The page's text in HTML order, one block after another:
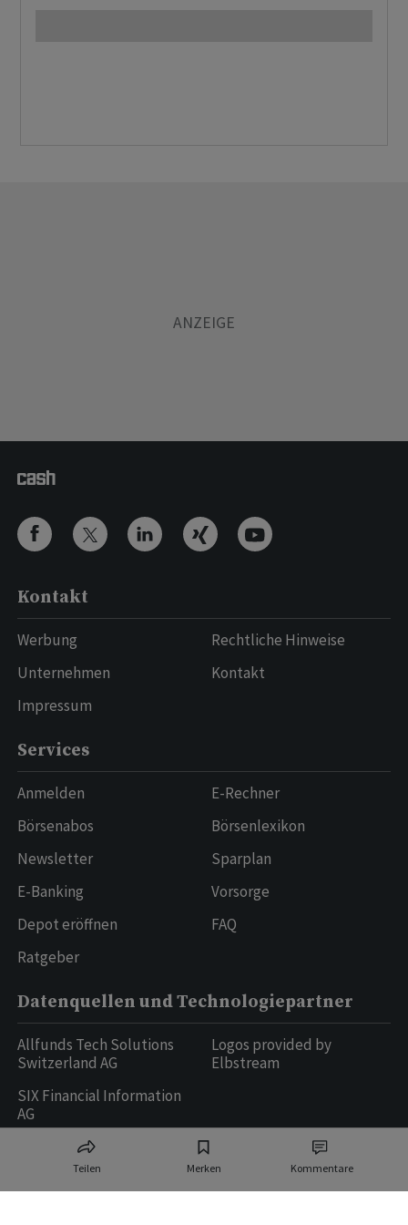
Teilen Merken Kommentare
Kontakt
Werbung
Unternehmen
Impressum
Rechtliche Hinweise
Kontakt
Services
Anmelden
Börsenabos
Newsletter
E-Banking
Depot eröffnen
Ratgeber
E-Rechner
Börsenlexikon
Sparplan
Vorsorge
FAQ
Datenquellen und Technologiepartner
Allfunds Tech Solutions
Switzerland AG
SIX Financial Information
AG
Logos provided by
Elbstream